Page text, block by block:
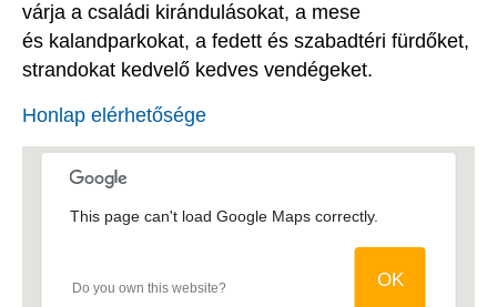
várja a családi kirándulásokat, a mese
és kalandparkokat, a fedett és szabadtéri fürdőket,
strandokat kedvelő kedves vendégeket.
Honlap elérhetősége
This page can't load Google Maps correctly.
Do you own this website? OK